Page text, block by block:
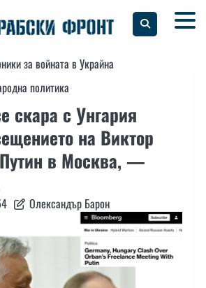
за войната в Украйна
политика
скара с Унгария
на Виктор
в Москва, —
Олександър Барон